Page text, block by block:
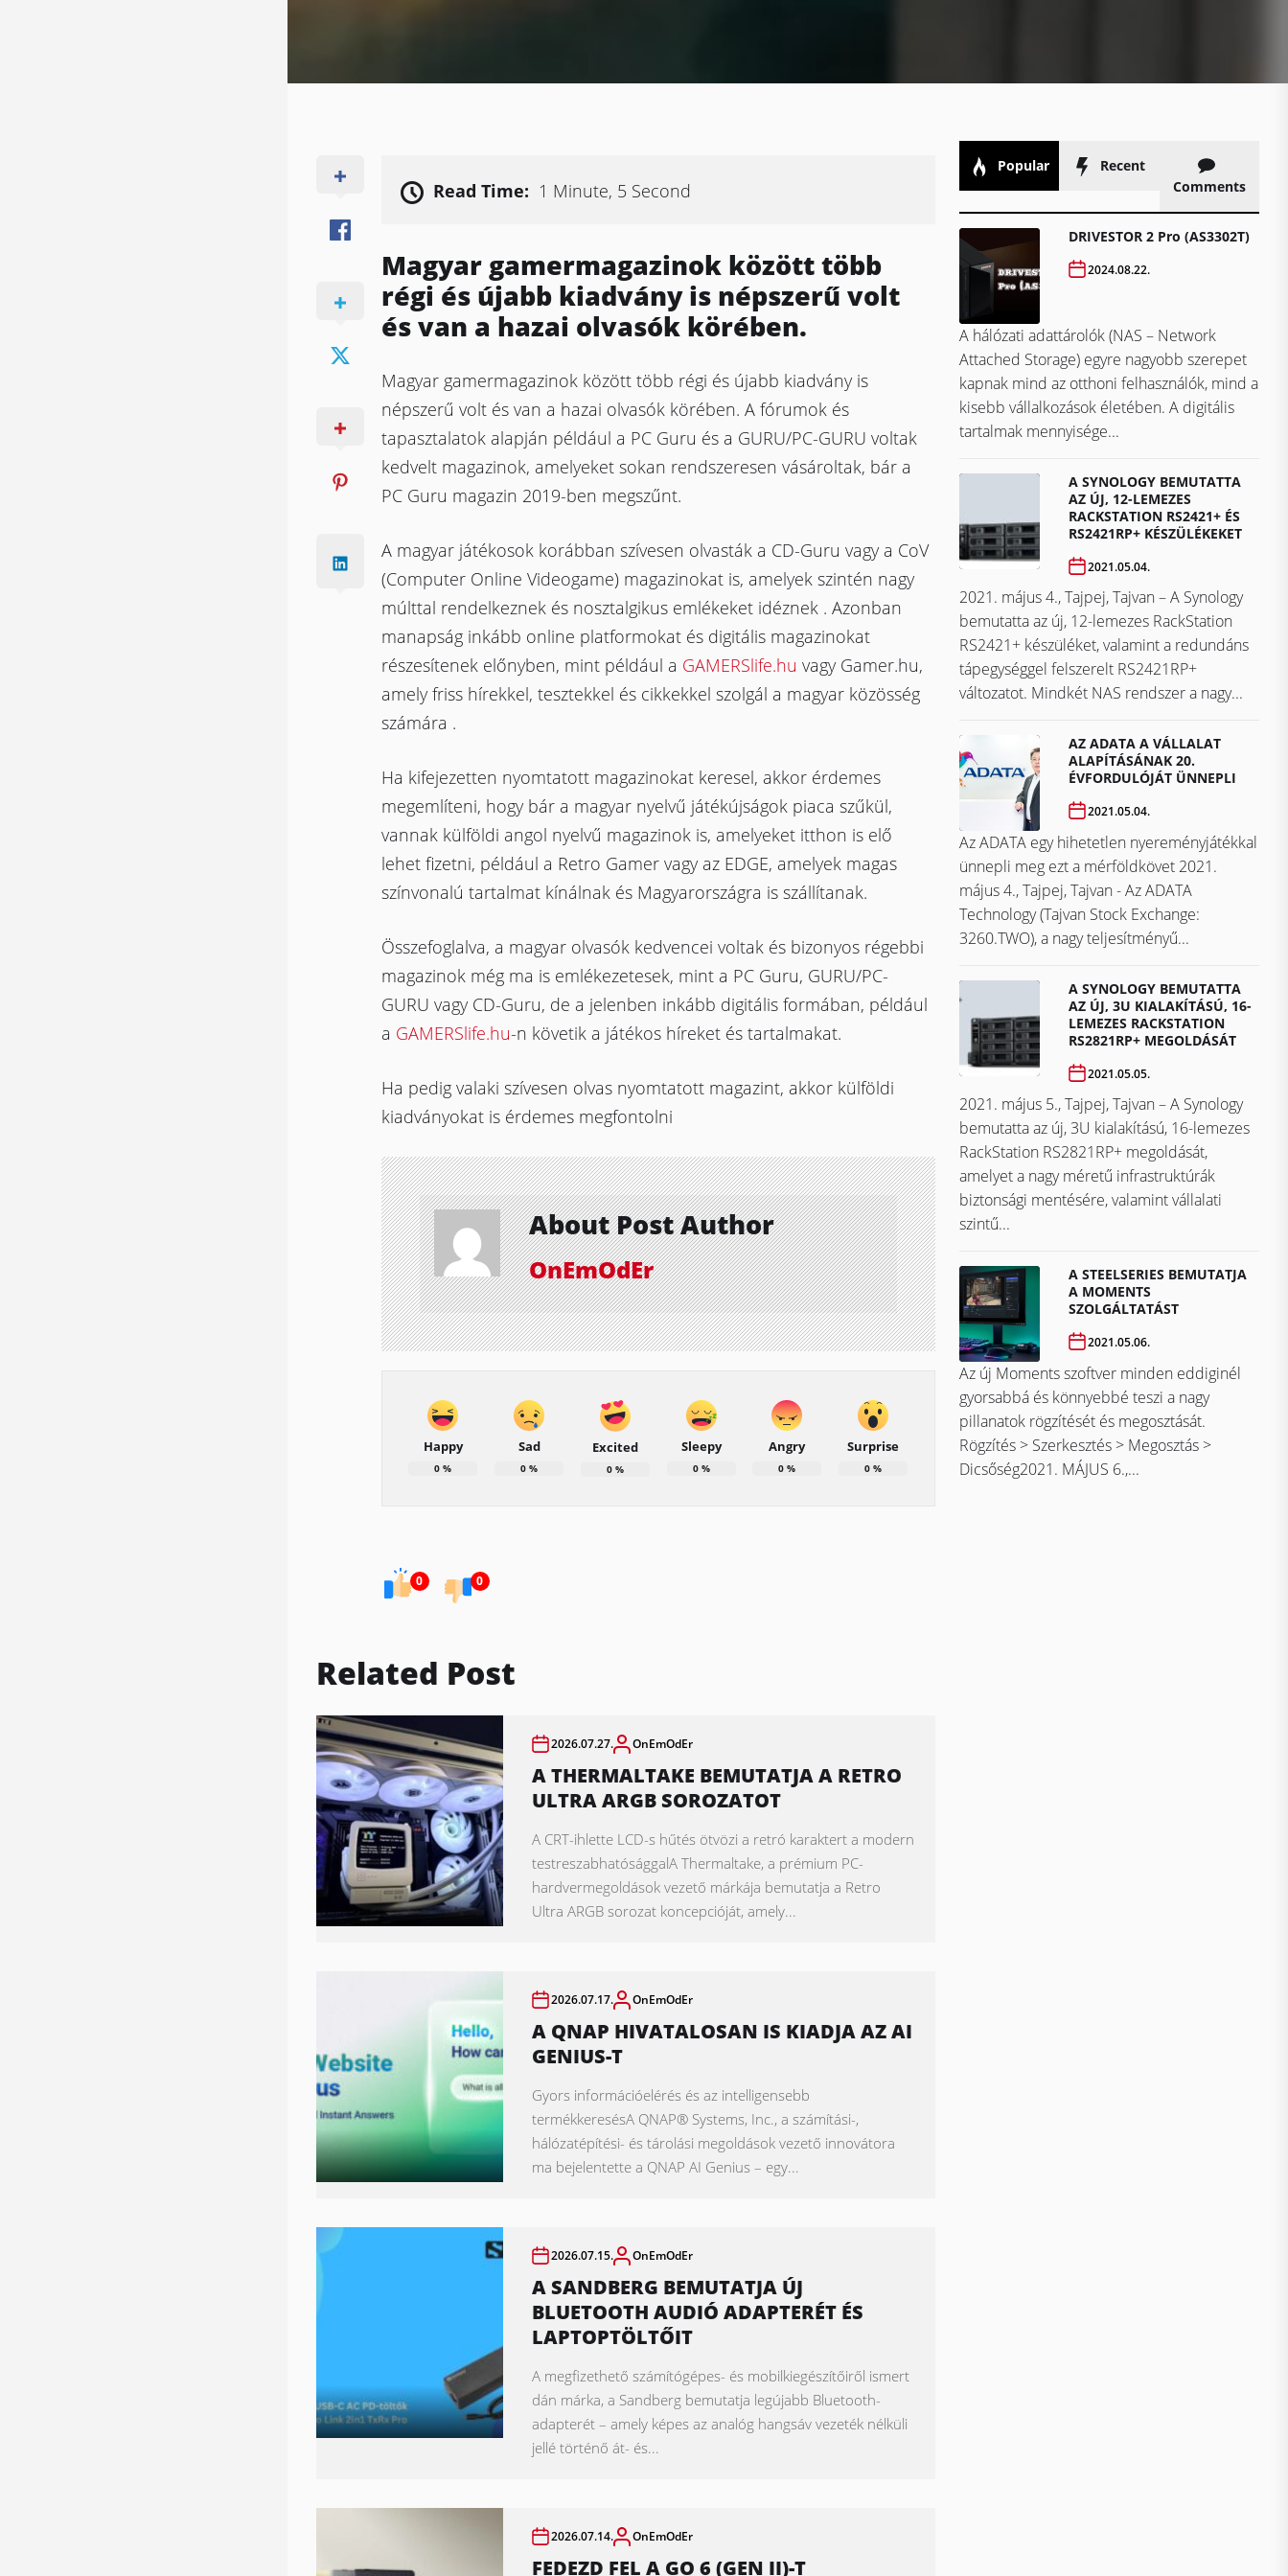
Read Time: 1 Minute, 5 Second
Magyar gamermagazinok között több
régi és újabb kiadvány is népszerű volt
és van a hazai olvasók körében.
Magyar gamermagazinok között több régi és újabb kiadvány is
népszerű volt és van a hazai olvasók körében. A fórumok és
tapasztalatok alapján például a PC Guru és a GURU/PC-GURU voltak
kedvelt magazinok, amelyeket sokan rendszeresen vásároltak, bár a
PC Guru magazin 2019-ben megszűnt.
A magyar játékosok korábban szívesen olvasták a CD-Guru vagy a CoV
(Computer Online Videogame) magazinokat is, amelyek szintén nagy
múlttal rendelkeznek és nosztalgikus emlékeket idéznek . Azonban
manapság inkább online platformokat és digitális magazinokat
részesítenek előnyben, mint például a GAMERSlife.hu vagy Gamer.hu,
amely friss hírekkel, tesztekkel és cikkekkel szolgál a magyar közösség
számára .
Ha kifejezetten nyomtatott magazinokat keresel, akkor érdemes
megemlíteni, hogy bár a magyar nyelvű játékújságok piaca szűkül,
vannak külföldi angol nyelvű magazinok is, amelyeket itthon is elő
lehet fizetni, például a Retro Gamer vagy az EDGE, amelyek magas
színvonalú tartalmat kínálnak és Magyarországra is szállítanak.
Összefoglalva, a magyar olvasók kedvencei voltak és bizonyos régebbi
magazinok még ma is emlékezetesek, mint a PC Guru, GURU/PC-
GURU vagy CD-Guru, de a jelenben inkább digitális formában, például
a GAMERSlife.hu-n követik a játékos híreket és tartalmakat.
Ha pedig valaki szívesen olvas nyomtatott magazint, akkor külföldi
kiadványokat is érdemes megfontolni
About Post Author
OnEmOdEr
Happy
0 %
Sad
0 %
Excited
0%
Sleepy
0%
Angry
0 %
Surprise
0 %
0 0
Related Post
2026.07.27. OnEmOdEr
A THERMALTAKE BEMUTATJA A RETRO
ULTRA ARGB SOROZATOT
A CRT-ihlette LCD-s hűtés ötvözi a retró karaktert a modern
testreszabhatósággalA Thermaltake, a prémium PC-
hardvermegoldások vezető márkája bemutatja a Retro
Ultra ARGB sorozat koncepcióját, amely...
2026.07.17. OnEmOdEr
A QNAP HIVATALOSAN IS KIADJA AZ AI
GENIUS-T
Gyors információelérés és az intelligensebb
termékkeresésA QNAP® Systems, Inc., a számítási-,
hálózatépítési- és tárolási megoldások vezető innovátora
ma bejelentette a QNAP AI Genius – egy...
2026.07.15. OnEmOdEr
A SANDBERG BEMUTATJA ÚJ
BLUETOOTH AUDIÓ ADAPTERÉT ÉS
LAPTOPTÖLTŐIT
A megfizethető számítógépes- és mobilkiegészítőiről ismert
dán márka, a Sandberg bemutatja legújabb Bluetooth-
adapterét – amely képes az analóg hangsáv vezeték nélküli
jellé történő át- és...
2026.07.14. OnEmOdEr
FEDEZD FEL A GO 6 (GEN II)-T
Popular
Recent
Comments
DRIVESTOR 2 Pro (AS3302T)
2024.08.22.
A hálózati adattárolók (NAS – Network
Attached Storage) egyre nagyobb szerepet
kapnak mind az otthoni felhasználók, mind a
kisebb vállalkozások életében. A digitális
tartalmak mennyisége...
A SYNOLOGY BEMUTATTA
AZ ÚJ, 12-LEMEZES
RACKSTATION RS2421+ ÉS
RS2421RP+ KÉSZÜLÉKEKET
2021.05.04.
2021. május 4., Tajpej, Tajvan – A Synology
bemutatta az új, 12-lemezes RackStation
RS2421+ készüléket, valamint a redundáns
tápegységgel felszerelt RS2421RP+
változatot. Mindkét NAS rendszer a nagy...
AZ ADATA A VÁLLALAT
ALAPÍTÁSÁNAK 20.
ÉVFORDULÓJÁT ÜNNEPLI
2021.05.04.
Az ADATA egy hihetetlen nyereményjátékkal
ünnepli meg ezt a mérföldkövet ​​​​​​​2021.
május 4., Tajpej, Tajvan - Az ADATA
Technology (Tajvan Stock Exchange:
3260.TWO), a nagy teljesítményű...
A SYNOLOGY BEMUTATTA
AZ ÚJ, 3U KIALAKÍTÁSÚ, 16-
LEMEZES RACKSTATION
RS2821RP+ MEGOLDÁSÁT
2021.05.05.
2021. május 5., Tajpej, Tajvan – A Synology
bemutatta az új, 3U kialakítású, 16-lemezes
RackStation RS2821RP+ megoldását,
amelyet a nagy méretű infrastruktúrák
biztonsági mentésére, valamint vállalati
szintű...
A STEELSERIES BEMUTATJA
A MOMENTS
SZOLGÁLTATÁST
2021.05.06.
Az új Moments szoftver minden eddiginél
gyorsabbá és könnyebbé teszi a nagy
pillanatok rögzítését és megosztását.
Rögzítés > Szerkesztés > Megosztás >
Dicsőség2021. MÁJUS 6.,...